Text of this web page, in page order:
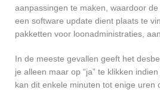
aanpassingen te maken, waardoor
een software update dient plaats te
pakketten voor loonadministraties,
In de meeste gevallen geeft het
je alleen maar op “ja” te klikken
kan dit enkele minuten tot enige